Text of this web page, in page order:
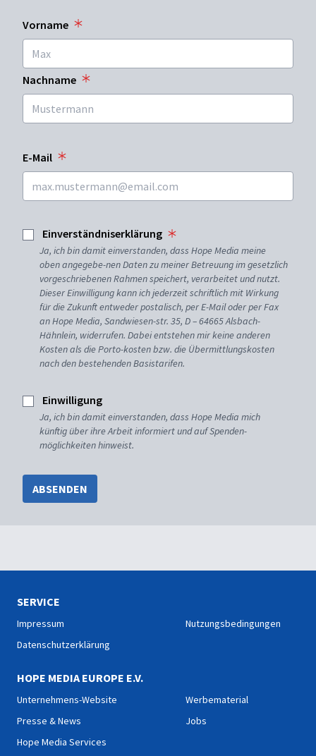
Vorname
Nachname
E-Mail
Einverständniserklärung
Ja, ich bin damit einverstanden, dass Hope Media meine
oben angegebe-nen Daten zu meiner Betreuung im gesetzlich
vorgeschriebenen Rahmen speichert, verarbeitet und nutzt.
Dieser Einwilligung kann ich jederzeit schriftlich mit Wirkung
für die Zukunft entweder postalisch, per E-Mail oder per Fax
an Hope Media, Sandwiesen-str. 35, D – 64665 Alsbach-
Hähnlein, widerrufen. Dabei entstehen mir keine anderen
Kosten als die Porto-kosten bzw. die Übermittlungskosten
nach den bestehenden Basistarifen.
Einwilligung
Ja, ich bin damit einverstanden, dass Hope Media mich
künftig über ihre Arbeit informiert und auf Spenden-
möglichkeiten hinweist.
ABSENDEN
SERVICE
Impressum
Datenschutzerklärung
Nutzungsbedingungen
HOPE MEDIA EUROPE E.V.
Unternehmens-Website
Presse & News
Hope Media Services
Werbematerial
Jobs